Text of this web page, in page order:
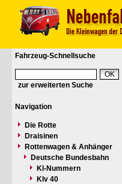
Fahrzeug-Schnellsuche
zur erweiterten Suche
Navigation
Die Rotte
Draisinen
Rottenwagen & Anhänger
Deutsche Bundesbahn
Kl-Nummern
Klv 40